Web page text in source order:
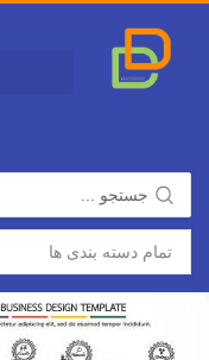
محتوا
جستجو
...